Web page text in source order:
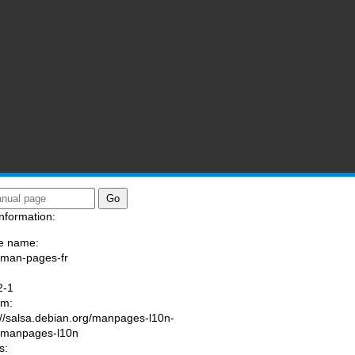
name:
pages-fr
1
salsa.debian.org/manpages-l10n-
l10n